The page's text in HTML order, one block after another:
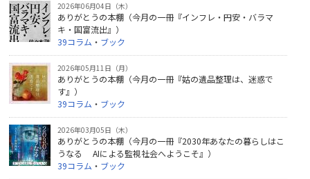
2026年06月04日（木）
ありがとうの本棚（今月の一冊『インフレ・円安・バラマ
キ・国富流出』）
39コラム ・ ブック
2026年05月11日（月）
ありがとうの本棚（今月の一冊『姑の遺品整理は、迷惑で
す』）
39コラム ・ ブック
2026年03月05日（木）
ありがとうの本棚（今月の一冊『2030年あなたの暮らしはこ
うなる AIによる監視社会へようこそ』）
39コラム ・ ブック